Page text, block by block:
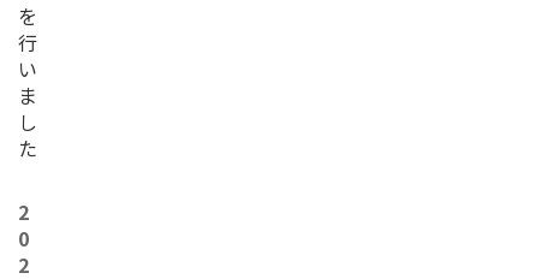
を
行
い
ま
し
た
2
0
2